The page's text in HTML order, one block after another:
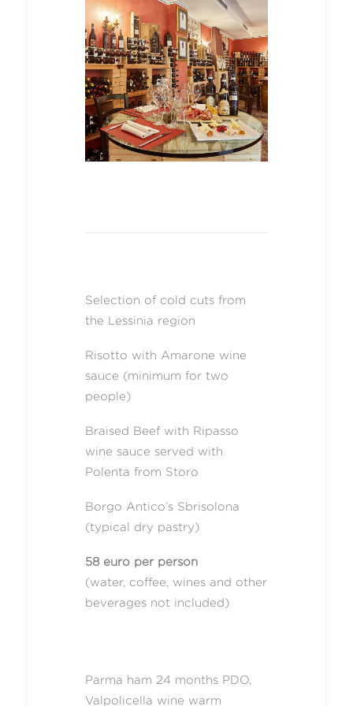
Selection of cold cuts from
the Lessinia region
Risotto with Amarone wine
sauce (minimum for two
people)
Braised Beef with Ripasso
wine sauce served with
Polenta from Storo
Borgo Antico’s Sbrisolona
(typical dry pastry)
58 euro per person
(water, coffee, wines and other
beverages not included)
Parma ham 24 months PDO,
Valpolicella wine warm